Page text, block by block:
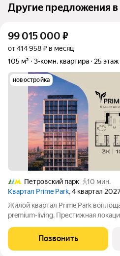
Другие предложения
99 015 000 ₽
от 414 958 ₽ в месяц
105 м²
3-комн. квартира 25 этаж
новостройка
Петровский парк
10 мин.
Квартал Prime Park, 4 квартал
Жилой квартал Prime Park
premium-living. Престижная
и Белой площади, - 20 мин. до
«Москва-Сити», - 4 парка
Позвонить